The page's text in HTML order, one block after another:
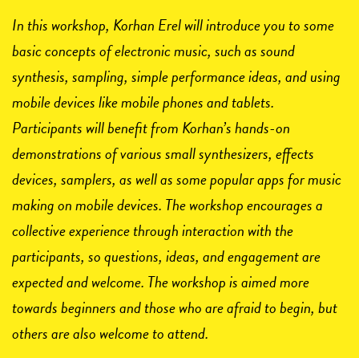
In this workshop, Korhan Erel will introduce you to some
basic concepts of electronic music, such as sound
synthesis, sampling, simple performance ideas, and using
mobile devices like mobile phones and tablets.
Participants will benefit from Korhan’s hands-on
demonstrations of various small synthesizers, effects
devices, samplers, as well as some popular apps for music
making on mobile devices. The workshop encourages a
collective experience through interaction with the
participants, so questions, ideas, and engagement are
expected and welcome. The workshop is aimed more
towards beginners and those who are afraid to begin, but
others are also welcome to attend.